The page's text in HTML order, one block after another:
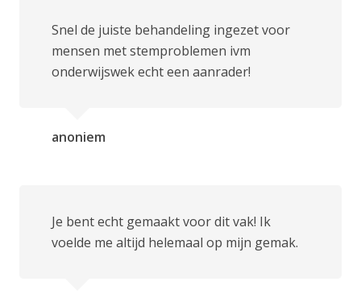
Snel de juiste behandeling ingezet voor
mensen met stemproblemen ivm
onderwijswek echt een aanrader!
anoniem
Je bent echt gemaakt voor dit vak! Ik
voelde me altijd helemaal op mijn gemak.